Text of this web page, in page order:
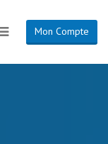
Mon Compte